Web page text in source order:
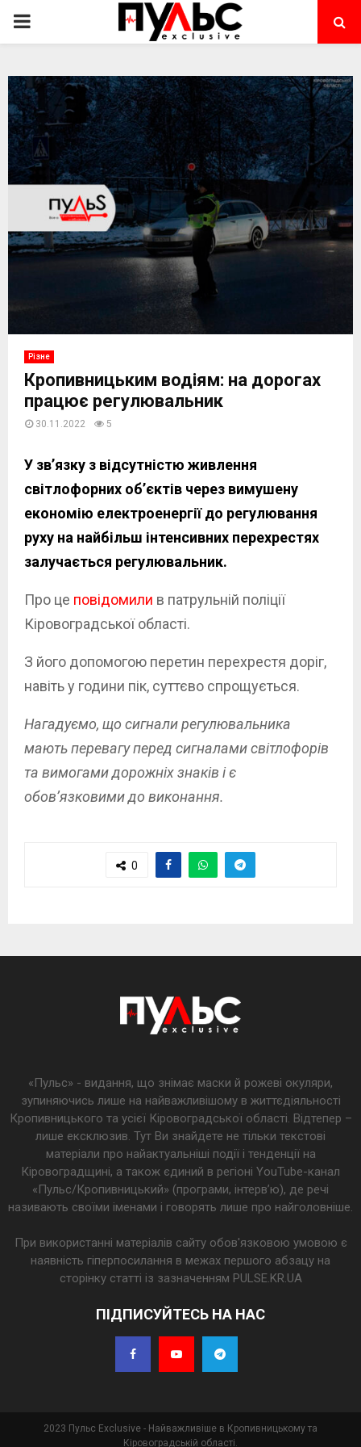
PRIMARY
Різне
Кропивницьким водіям: на дорогах
працює регулювальник
30.11.2022 5
У зв’язку з відсутністю живлення
світлофорних об’єктів через вимушену
економію електроенергії до регулювання
руху на найбільш інтенсивних перехрестях
залучається регулювальник.
Про це повідомили в патрульній поліції
Кіровоградської області.
З його допомогою перетин перехрестя доріг,
навіть у години пік, суттєво спрощується.
Нагадуємо, що сигнали регулювальника
мають перевагу перед сигналами світлофорів
та вимогами дорожніх знаків і є
обов’язковими до виконання.
0
«Пульс» - видання, що знімає маски й рожеві окуляри,
зупиняючись лише на найважливішому в життєдіяльності
Кропивницького та усієї Кіровоградської області. Відтепер –
лише ексклюзив. Тут Ви знайдете не тільки текстові
матеріали про найактуальніші події і тенденції на
Кіровоградщині, а також єдиний в регіоні YouTube-канал
«Пульс/Кропивницький» (програми, інтерв’ю), де речі
називають своїми іменами і говорять лише про найголовніше.
При використанні матеріалів сайту обов'язковою умовою є
наявність гіперпосилання в межах першого абзацу на
сторінку статті із зазначенням PULSE.KR.UA
ПІДПИСУЙТЕСЬ НА НАС
2023 Пульс Exclusive - Найважливіше в Кропивницькому та
Кіровоградській області.